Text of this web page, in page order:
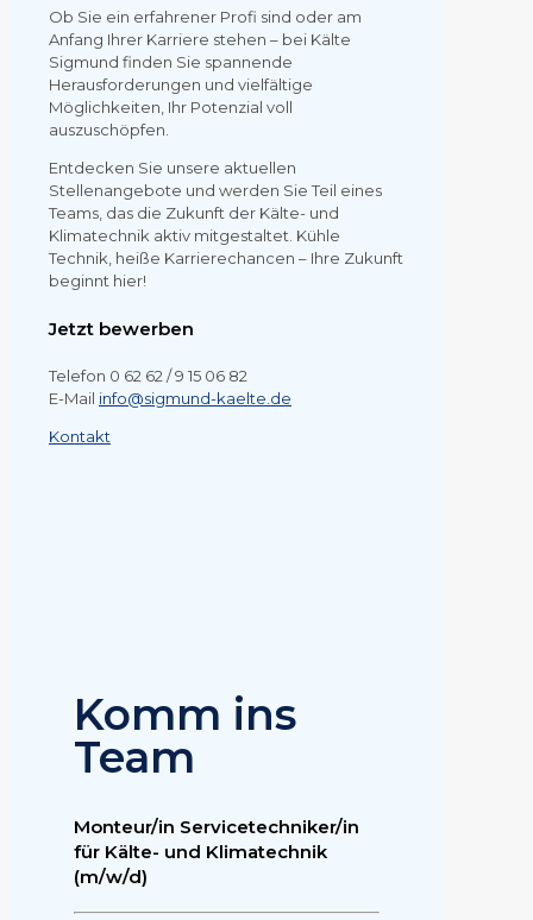
Ob Sie ein erfahrener Profi sind oder am
Anfang Ihrer Karriere stehen – bei Kälte
Sigmund finden Sie spannende
Herausforderungen und vielfältige
Möglichkeiten, Ihr Potenzial voll
auszuschöpfen.
Entdecken Sie unsere aktuellen
Stellenangebote und werden Sie Teil eines
Teams, das die Zukunft der Kälte- und
Klimatechnik aktiv mitgestaltet. Kühle
Technik, heiße Karrierechancen – Ihre Zukunft
beginnt hier!
Jetzt bewerben
Telefon 0 62 62 / 9 15 06 82
E-Mail info@sigmund-kaelte.de
Kontakt
Komm ins
Team
Monteur/in Servicetechniker/in
für Kälte- und Klimatechnik
(m/w/d)